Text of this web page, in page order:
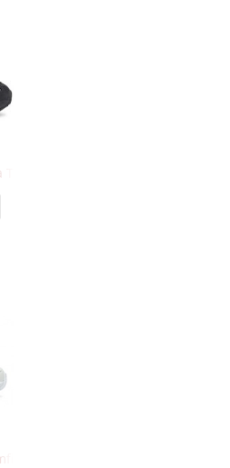
Black Cement
White